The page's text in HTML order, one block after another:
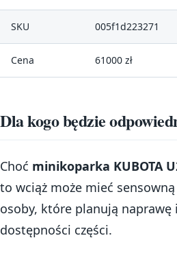
SKU 005f1d223271
Cena 61000 zł
Dla kogo będzie
Choć minikoparka KUBOTA
to wciąż może mieć
osoby, które planują
dostępności części.